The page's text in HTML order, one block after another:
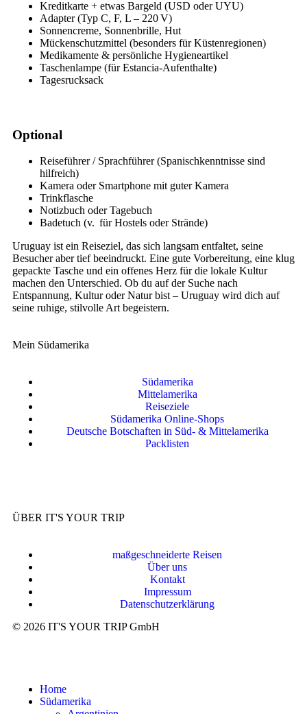
Kreditkarte + etwas Bargeld (USD oder UYU)
Adapter (Typ C, F, L – 220 V)
Sonnencreme, Sonnenbrille, Hut
Mückenschutzmittel (besonders für Küstenregionen)
Medikamente & persönliche Hygieneartikel
Taschenlampe (für Estancia-Aufenthalte)
Tagesrucksack
Optional
Reiseführer / Sprachführer (Spanischkenntnisse sind
hilfreich)
Kamera oder Smartphone mit guter Kamera
Trinkflasche
Notizbuch oder Tagebuch
Badetuch (v. für Hostels oder Strände)
Uruguay ist ein Reiseziel, das sich langsam entfaltet, seine
Besucher aber tief beeindruckt. Eine gute Vorbereitung, eine klug
gepackte Tasche und ein offenes Herz für die lokale Kultur
machen den Unterschied. Ob du auf der Suche nach
Entspannung, Kultur oder Natur bist – Uruguay wird dich auf
seine ruhige, stilvolle Art begeistern.
Mein Südamerika
Südamerika
Mittelamerika
Reiseziele
Südamerika Online-Shops
Deutsche Botschaften in Süd- & Mittelamerika
Packlisten
ÜBER IT'S YOUR TRIP
maßgeschneiderte Reisen
Über uns
Kontakt
Impressum
Datenschutzerklärung
© 2026 IT'S YOUR TRIP GmbH
Home
Südamerika